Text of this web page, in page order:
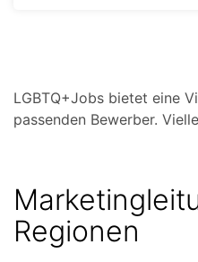
LGBTQ+Jobs bietet eine
passenden Bewerber.
Regionen